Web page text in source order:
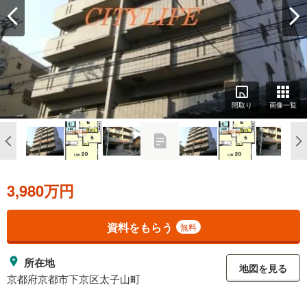
間取り 画像一覧
3,980万円
資料をもらう 無料
所在地
京都府京都市下京区太子山町
地図を見る